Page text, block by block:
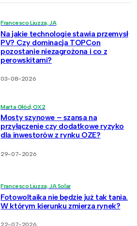
Francesco Liuzza, JA
Na jakie technologie stawia przemysł
PV? Czy dominacja TOPCon
pozostanie niezagrożona i co z
perowskitami?
03-08-2026
Marta Głód, OX2
Mosty szynowe – szansa na
przyłączenie czy dodatkowe ryzyko
dla inwestorów z rynku OZE?
29-07-2026
Francesco Liuzza, JA Solar
Fotowoltaika nie będzie już tak tania.
W którym kierunku zmierza rynek?